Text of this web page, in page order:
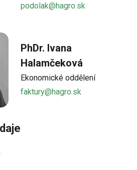
podolak@hagro.sk
​PhDr. Ivana
Halamčeková
Ekonomické oddělení
faktury@hagro.sk